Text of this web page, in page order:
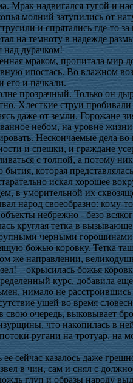
Мрак надвигался тугой и
молний затупились от
и спрятались где-то
на темноту в надежде
над дурачком!
мраком, пропитала мир
ипостась. Во влажном
его и пачкали.
прозрачный. Только он
Хлесткие струи
даже от земли. Горожане
небом, на уровне
Нескончаемые дела
и спешки, и граждане
с толпой, а потому
которая
искал хорошее
в уморительной их
народ своеобразно: кому-
небрежно - безо
круглая тетка в
черными горошинами
божью коровку. Тетка
же направлении,
– окрысилась божья
курс, добавила
нимало не
ушей во время
свою очередь, выковывает
что накопилась в
потоки ругани на тротуар,
ее сейчас казалось даже
в чин, сам и снял с
глуп и образы народу